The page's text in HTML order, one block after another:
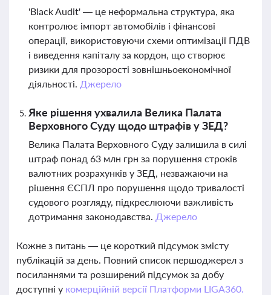
'Black Audit' — це неформальна структура, яка
контролює імпорт автомобілів і фінансові
операції, використовуючи схеми оптимізації ПДВ
і виведення капіталу за кордон, що створює
ризики для прозорості зовнішньоекономічної
діяльності. Джерело
Яке рішення ухвалила Велика Палата
Верховного Суду щодо штрафів у ЗЕД?
Велика Палата Верховного Суду залишила в силі
штраф понад 63 млн грн за порушення строків
валютних розрахунків у ЗЕД, незважаючи на
рішення ЄСПЛ про порушення щодо тривалості
судового розгляду, підкреслюючи важливість
дотримання законодавства. Джерело
Кожне з питань — це короткий підсумок змісту
публікацій за день. Повний список першоджерел з
посиланнями та розширений підсумок за добу
доступні у комерційній версії Платформи LIGA360.